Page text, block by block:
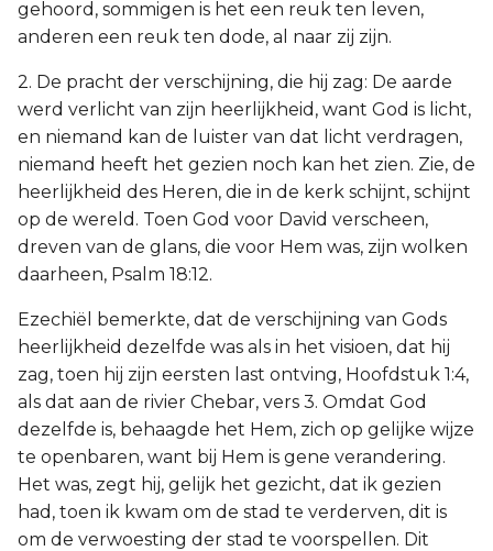
gehoord, sommigen is het een reuk ten leven,
anderen een reuk ten dode, al naar zij zijn.
2. De pracht der verschijning, die hij zag: De aarde
werd verlicht van zijn heerlijkheid, want God is licht,
en niemand kan de luister van dat licht verdragen,
niemand heeft het gezien noch kan het zien. Zie, de
heerlijkheid des Heren, die in de kerk schijnt, schijnt
op de wereld. Toen God voor David verscheen,
dreven van de glans, die voor Hem was, zijn wolken
daarheen, Psalm 18:12.
Ezechiël bemerkte, dat de verschijning van Gods
heerlijkheid dezelfde was als in het visioen, dat hij
zag, toen hij zijn eersten last ontving, Hoofdstuk 1:4,
als dat aan de rivier Chebar, vers 3. Omdat God
dezelfde is, behaagde het Hem, zich op gelijke wijze
te openbaren, want bij Hem is gene verandering.
Het was, zegt hij, gelijk het gezicht, dat ik gezien
had, toen ik kwam om de stad te verderven, dit is
om de verwoesting der stad te voorspellen. Dit